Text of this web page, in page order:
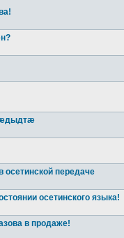
передаче
осетинского языка!
в продаже!